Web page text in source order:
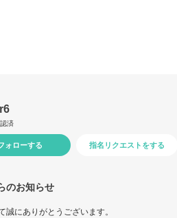
済
ォローする 指名リクエストをする
のお知らせ
誠にありがとうございます。